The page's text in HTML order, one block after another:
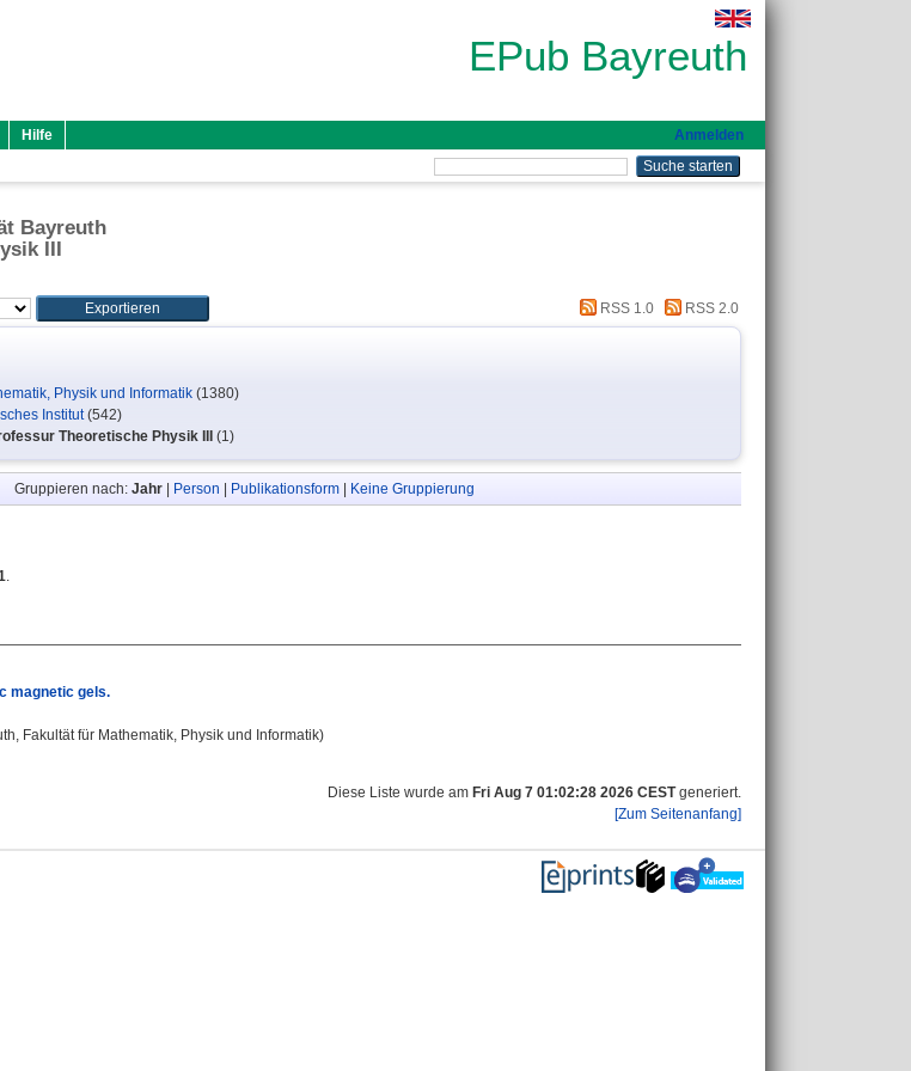
EPub Bayreuth
Hilfe Anmelden
Bayreuth
III
RSS 1.0 RSS 2.0
Physik und Informatik (1380)
Institut(542)
Theoretische Physik III
(1)
Gruppieren nach: Jahr| Person Publikationsform| Keine Gruppierung
.
magnetic gels.
Fakultät für Mathematik, Physik und Informatik)
Diese Liste wurde am Fri Aug 7 01:02:28 2026 CESTgeneriert.
[Zum Seitenanfang]